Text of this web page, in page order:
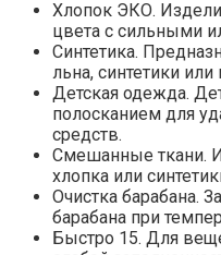
Хлопок ЭКО.
цвета с сильными
Синтетика.
льна, синтетики
Детская одежда.
полосканием для
средств.
Смешанные ткани.
хлопка или
Очистка барабана.
барабана при
Быстро 15. Для